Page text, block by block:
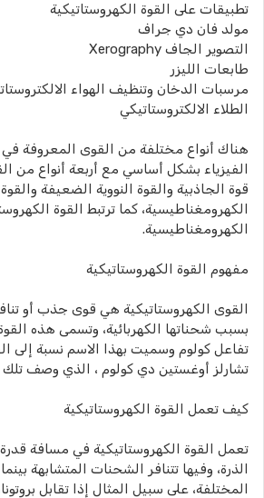
تطبيقات على القوة الكهروستاتيكية
مولد فان دي جراف
التصوير الجاف Xerography
طابعات الليزر
مرسبات الدخان وتنظيف الهواء
الطلاء الالكتروستاتيكي
هناك أنواع مختلفة من القوى المعروفة في
الفيزياء بشكل أساسي مع أربعة أنواع من
قوة الجاذبية والقوة النووية الضعيفة
الكهرومغناطيسية، كما ترتبط القوة
الكهرومغناطيسية.
مفهوم القوة الكهروستاتيكية
القوى الكهروستاتيكية هي قوى جذب أو
بسبب شحناتها الكهربائية، وتسمى هذه
تفاعل كولوم وسميت بهذا الاسم نسبة إلى
تشارلز أوغستين دي كولوم ، الذي وصف تلك
كيف تعمل القوة الكهروستاتيكية
تعمل القوة الكهروستاتيكية في مسافة
الذرة، وفيها تتنافر الشحنات المتشابهة
المختلفة، على سبيل المثال إذا تقابل